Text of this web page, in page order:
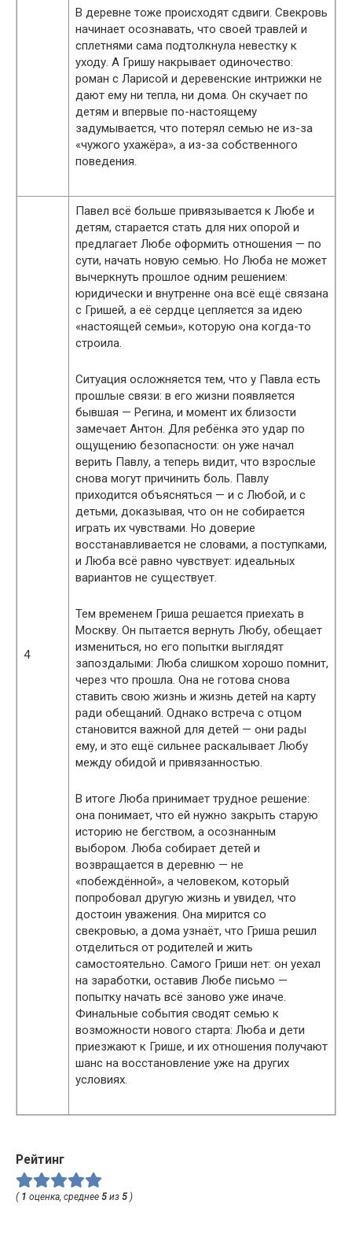
В деревне тоже происходят сдвиги. Свекровь
начинает осознавать, что своей травлей и
сплетнями сама подтолкнула невестку к
уходу. А Гришу накрывает одиночество:
роман с Ларисой и деревенские интрижки не
дают ему ни тепла, ни дома. Он скучает по
детям и впервые по-настоящему
задумывается, что потерял семью не из-за
«чужого ухажёра», а из-за собственного
поведения.
4
Павел всё больше привязывается к Любе и
детям, старается стать для них опорой и
предлагает Любе оформить отношения — по
сути, начать новую семью. Но Люба не может
вычеркнуть прошлое одним решением:
юридически и внутренне она всё ещё связана
с Гришей, а её сердце цепляется за идею
«настоящей семьи», которую она когда-то
строила.
Ситуация осложняется тем, что у Павла есть
прошлые связи: в его жизни появляется
бывшая — Регина, и момент их близости
замечает Антон. Для ребёнка это удар по
ощущению безопасности: он уже начал
верить Павлу, а теперь видит, что взрослые
снова могут причинить боль. Павлу
приходится объясняться — и с Любой, и с
детьми, доказывая, что он не собирается
играть их чувствами. Но доверие
восстанавливается не словами, а поступками,
и Люба всё равно чувствует: идеальных
вариантов не существует.
Тем временем Гриша решается приехать в
Москву. Он пытается вернуть Любу, обещает
измениться, но его попытки выглядят
запоздалыми: Люба слишком хорошо помнит,
через что прошла. Она не готова снова
ставить свою жизнь и жизнь детей на карту
ради обещаний. Однако встреча с отцом
становится важной для детей — они рады
ему, и это ещё сильнее раскалывает Любу
между обидой и привязанностью.
В итоге Люба принимает трудное решение:
она понимает, что ей нужно закрыть старую
историю не бегством, а осознанным
выбором. Люба собирает детей и
возвращается в деревню — не
«побеждённой», а человеком, который
попробовал другую жизнь и увидел, что
достоин уважения. Она мирится со
свекровью, а дома узнаёт, что Гриша решил
отделиться от родителей и жить
самостоятельно. Самого Гриши нет: он уехал
на заработки, оставив Любе письмо —
попытку начать всё заново уже иначе.
Финальные события сводят семью к
возможности нового старта: Люба и дети
приезжают к Грише, и их отношения получают
шанс на восстановление уже на других
условиях.
Рейтинг
( 1 оценка, среднее 5 из 5 )